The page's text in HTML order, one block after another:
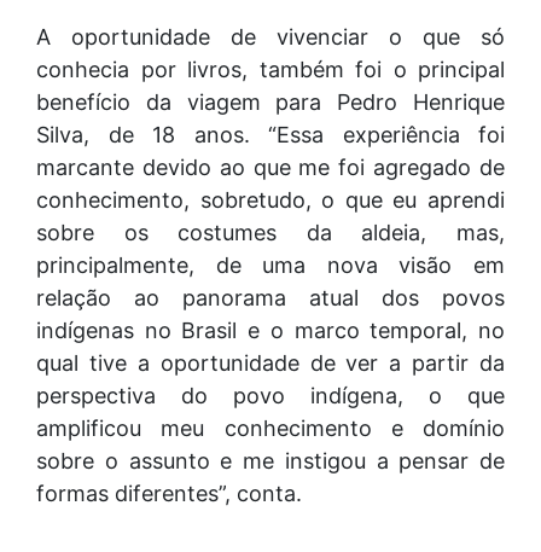
A oportunidade de vivenciar o que só
conhecia por livros, também foi o principal
benefício da viagem para Pedro Henrique
Silva, de 18 anos. “Essa experiência foi
marcante devido ao que me foi agregado de
conhecimento, sobretudo, o que eu aprendi
sobre os costumes da aldeia, mas,
principalmente, de uma nova visão em
relação ao panorama atual dos povos
indígenas no Brasil e o marco temporal, no
qual tive a oportunidade de ver a partir da
perspectiva do povo indígena, o que
amplificou meu conhecimento e domínio
sobre o assunto e me instigou a pensar de
formas diferentes”, conta.